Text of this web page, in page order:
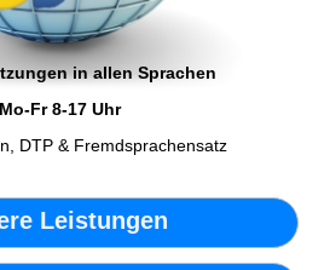
in allen Sprachen
Mo-Fr 8-17 Uhr
DTP & Fremdsprachensatz
Leistungen